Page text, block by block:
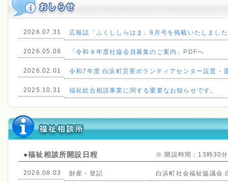
2026.07.31 広報誌「ふくししらはま」8月号を掲載いたしまし
2026.05.08 「令和８年度社協会員募集のご案内」PDFへ
2026.02.01 令和7年度 白浜町災害ボランティアセンター設置・
2025.10.31 福祉総合相談事業に関する重要なお知らせです。
●福祉相談所開設日程 ※.開設時間：13時30
2026.08.03 財産・登記 白浜町社会福祉協議会